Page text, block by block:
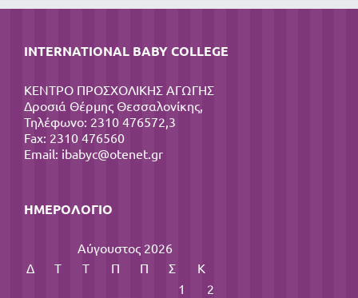
INTERNATIONAL BABY COLLEGE
ΚΕΝΤΡΟ ΠΡΟΣΧΟΛΙΚΗΣ ΑΓΩΓΗΣ
Δροσιά Θέρμης Θεσσαλονίκης,
Τηλέφωνο: 2310 476572,3
Fax: 2310 476560
Email: ibabyc@otenet.gr
ΗΜΕΡΟΛΌΓΙΟ
Αύγουστος 2026
Δ
Τ Τ Π Π Σ
Κ
1
2